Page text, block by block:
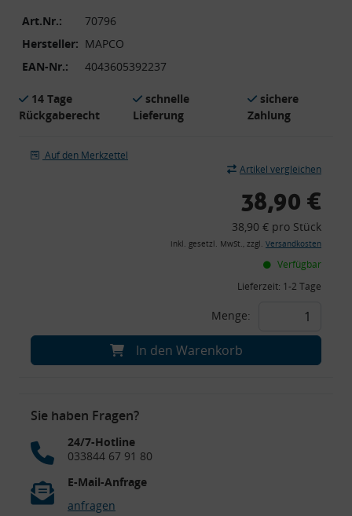
Art.Nr.:
70796
Hersteller: MAPCO
EAN-Nr.:
4043605392237
14 Tage
Rückgaberecht
schnelle
Lieferung
sichere
Zahlung
Auf den Merkzettel
Artikel vergleichen
38,90 €
38,90 € pro Stück
inkl. gesetzl. MwSt., zzgl. Versandkosten
Verfügbar
Lieferzeit: 1-2 Tage
Menge:
In den Warenkorb
Sie haben Fragen?
24/7-Hotline
033844 67 91 80
E-Mail-Anfrage
anfragen